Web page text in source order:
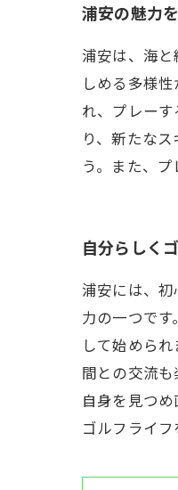
浦安の魅力
浦安は、海
しめる多様
れ、プレー
り、新たな
う。また、
自分らしく
浦安には、
力の一つで
して始めら
間との交流
自身を見つ
ゴルフライ